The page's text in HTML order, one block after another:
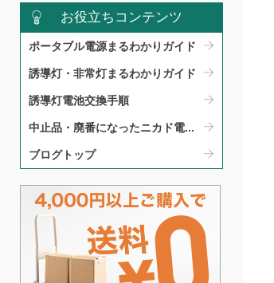
お役立ちコンテンツ
ポータブル電源まるわかりガイド​
誘導灯・非常灯まるわかりガイド​
誘導灯電池交換手順​
中止品・廃番になったニカド電...
ブログトップ